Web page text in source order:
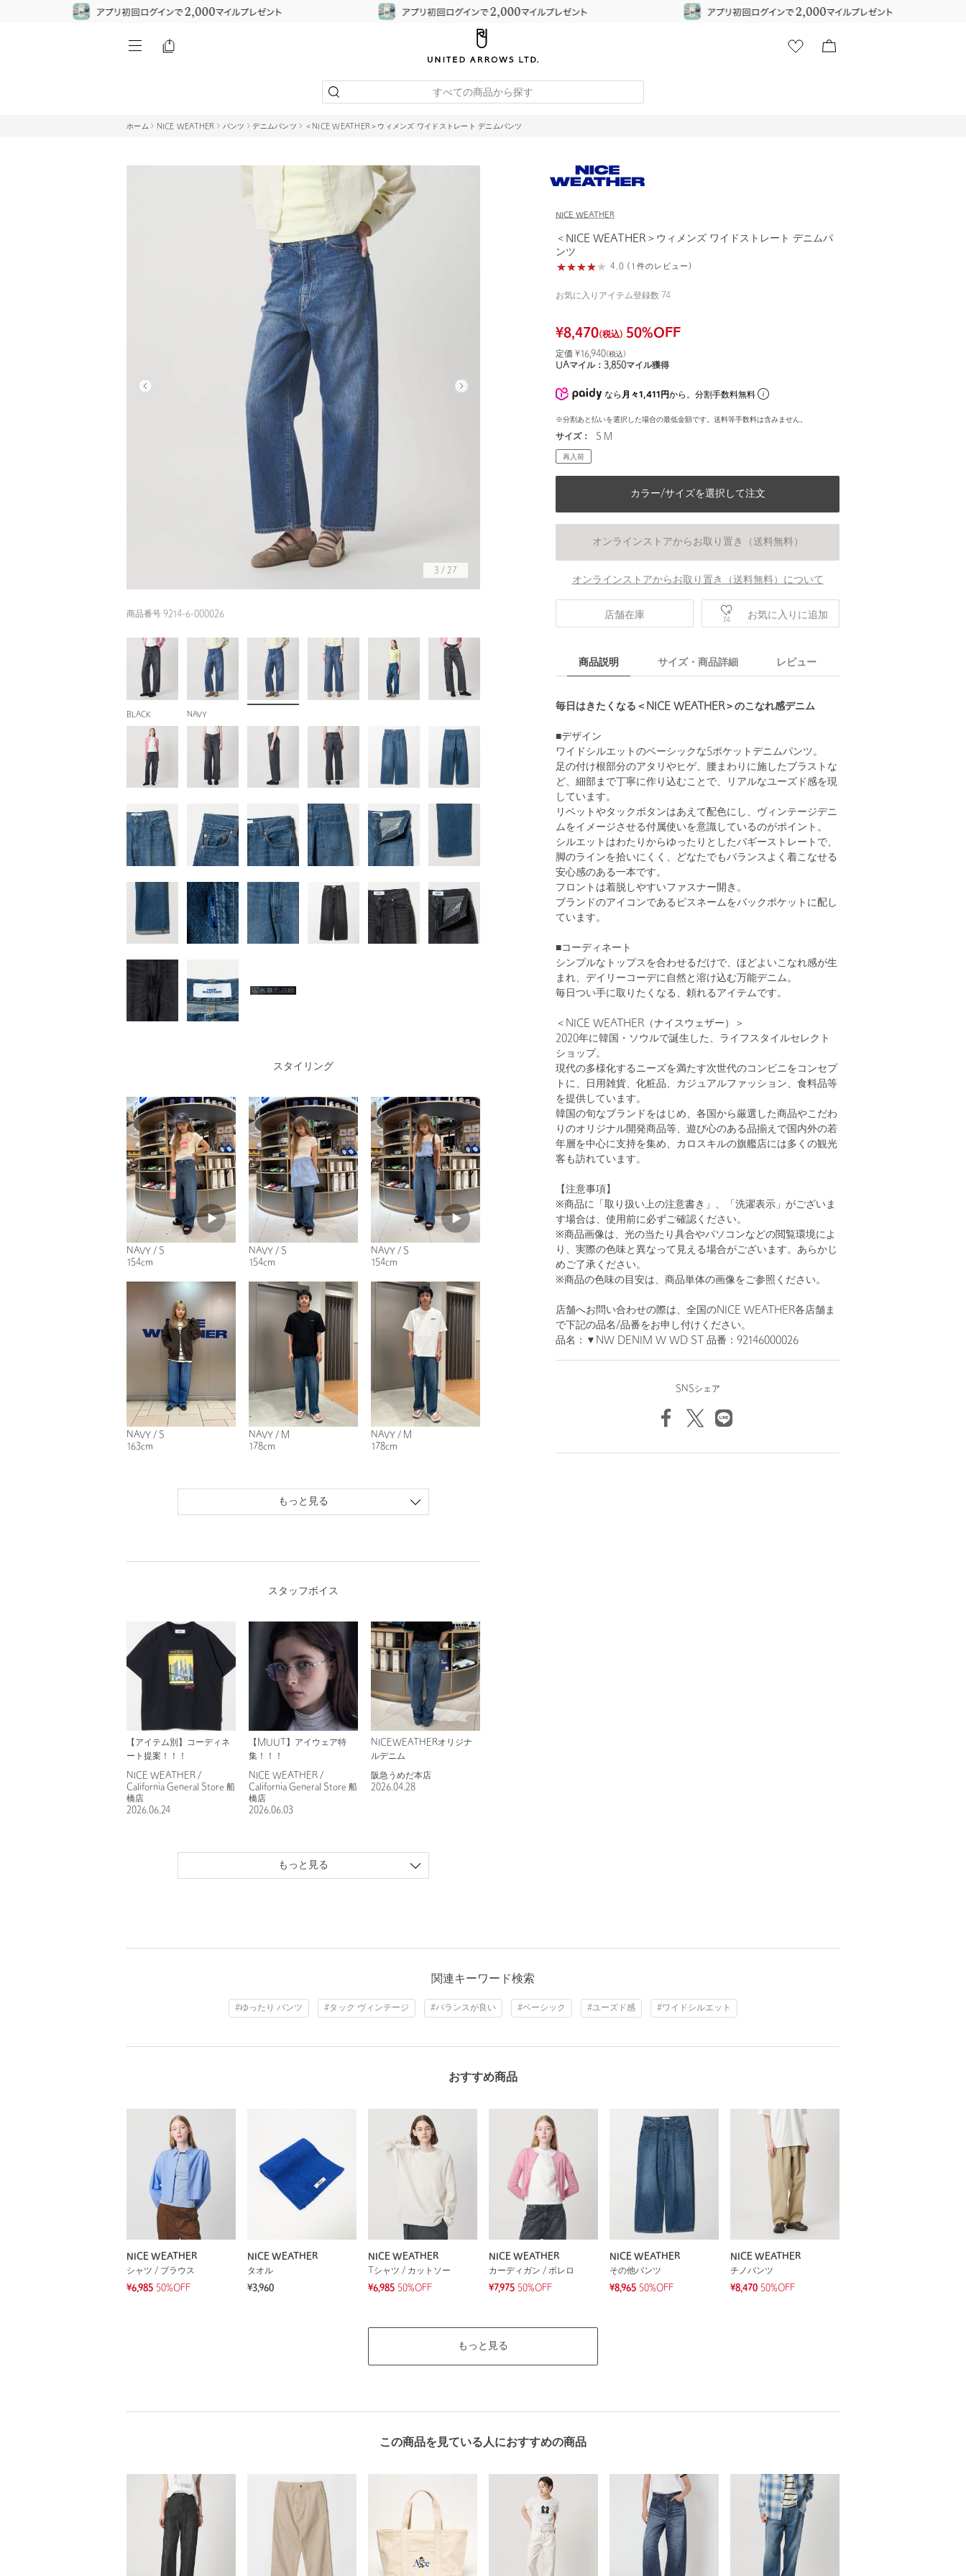
すべての商品から探す
ホーム NICE WEATHER パンツ デニムパンツ ＜NICE WEATHER＞ウィメンズ ワイドストレート デニムパンツ
3 / 27
商品番号 9214-6-000026
BLACK NAVY
NICE WEATHER
＜NICE WEATHER＞ウィメンズ ワイドストレート デニムパ
ンツ
4.0 (1件のレビュー)
お気に入りアイテム登録数 74
¥8,470(税込) 50%OFF
定価 ¥16,940(税込)
UAマイル： 3,850マイル獲得
なら 月々1,411円から。分割手数料無料
※分割あと払いを選択した場合の最低金額です。送料等手数料は含みません。
サイズ： S M
再入荷
カラー/サイズを選択して注文
オンラインストアからお取り置き（送料無料）
オンラインストアからお取り置き（送料無料）について
店舗在庫
74 お気に入りに追加
商品説明 サイズ・商品詳細 レビュー
毎日はきたくなる＜NICE WEATHER＞のこなれ感デニム
■デザイン
ワイドシルエットのベーシックな5ポケットデニムパンツ。
足の付け根部分のアタリやヒゲ、腰まわりに施したブラストな
ど、細部まで丁寧に作り込むことで、リアルなユーズド感を現
しています。
リベットやタックボタンはあえて配色にし、ヴィンテージデニ
ムをイメージさせる付属使いを意識しているのがポイント。
シルエットはわたりからゆったりとしたバギーストレートで、
脚のラインを拾いにくく、どなたでもバランスよく着こなせる
安心感のある一本です。
フロントは着脱しやすいファスナー開き。
ブランドのアイコンであるピスネームをバックポケットに配し
ています。
■コーディネート
シンプルなトップスを合わせるだけで、ほどよいこなれ感が生
まれ、デイリーコーデに自然と溶け込む万能デニム。
毎日つい手に取りたくなる、頼れるアイテムです。
＜NICE WEATHER（ナイスウェザー）＞
2020年に韓国・ソウルで誕生した、ライフスタイルセレクト
ショップ。
現代の多様化するニーズを満たす次世代のコンビニをコンセプ
トに、日用雑貨、化粧品、カジュアルファッション、食料品等
を提供しています。
韓国の旬なブランドをはじめ、各国から厳選した商品やこだわ
りのオリジナル開発商品等、遊び心のある品揃えで国内外の若
年層を中心に支持を集め、カロスキルの旗艦店には多くの観光
客も訪れています。
【注意事項】
※商品に「取り扱い上の注意書き」、「洗濯表示」がございま
す場合は、使用前に必ずご確認ください。
※商品画像は、光の当たり具合やパソコンなどの閲覧環境によ
り、実際の色味と異なって見える場合がございます。あらかじ
めご了承ください。
※商品の色味の目安は、商品単体の画像をご参照ください。
店舗へお問い合わせの際は、全国のNICE WEATHER各店舗ま
で下記の品名/品番をお申し付けください。
品名：▼NW DENIM W WD ST 品番：92146000026
SNSシェア
スタイリング
NAVY / S
154cm
NAVY / S
154cm
NAVY / S
154cm
NAVY / S
163cm
NAVY / M
178cm
NAVY / M
178cm
もっと見る
スタッフボイス
【アイテム別】コーディネ
ート提案！！！
NICE WEATHER /
California General Store 船
橋店
2026.06.24
【MUUT】アイウェア特
集！！！
NICE WEATHER /
California General Store 船
橋店
2026.06.03
NICEWEATHERオリジナ
ルデニム
阪急うめだ本店
2026.04.28
もっと見る
関連キーワード検索
#ゆったり パンツ #タック ヴィンテージ #バランスが良い #ベーシック #ユーズド感 #ワイドシルエット
おすすめ商品
NICE WEATHER
シャツ / ブラウス
¥6,985 50%OFF
NICE WEATHER
タオル
¥3,960
NICE WEATHER
Tシャツ / カットソー
¥6,985 50%OFF
NICE WEATHER
カーディガン / ボレロ
¥7,975 50%OFF
NICE WEATHER
その他パンツ
¥8,965 50%OFF
NICE WEATHER
チノパンツ
¥8,470 50%OFF
もっと見る
この商品を見ている人におすすめの商品
BLACK